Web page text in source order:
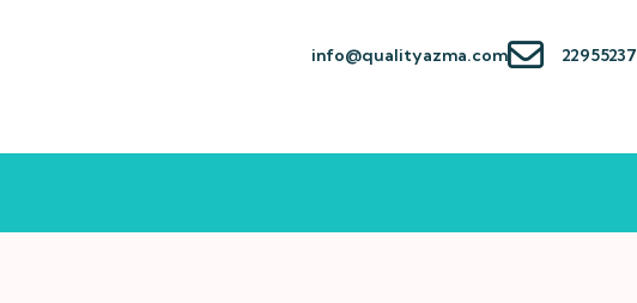
22955237
info@qualityazma.com